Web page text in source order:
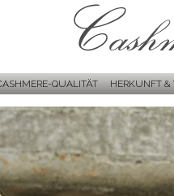
QUALITÄT HERKUNFT &